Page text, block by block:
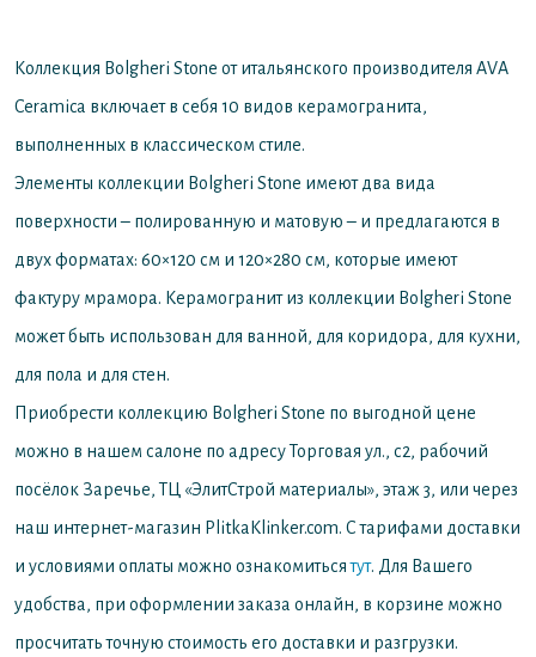
Коллекция Bolgheri Stone от итальянского производителя AVA
Ceramica включает в себя 10 видов керамогранита,
выполненных в классическом стиле.
Элементы коллекции Bolgheri Stone имеют два вида
поверхности – полированную и матовую – и предлагаются в
двух форматах: 60×120 см и 120×280 см, которые имеют
фактуру мрамора. Керамогранит из коллекции Bolgheri Stone
может быть использован для ванной, для коридора, для кухни,
для пола и для стен.
Приобрести коллекцию Bolgheri Stone по выгодной цене
можно в нашем салоне по адресу Торговая ул., с2, рабочий
посёлок Заречье, ТЦ «ЭлитСтрой материалы», этаж 3, или через
наш интернет-магазин PlitkaKlinker.com. С тарифами доставки
и условиями оплаты можно ознакомитьсятут. Для Вашего
удобства, при оформлении заказа онлайн, в корзине можно
просчитать точную стоимость его доставки и разгрузки.